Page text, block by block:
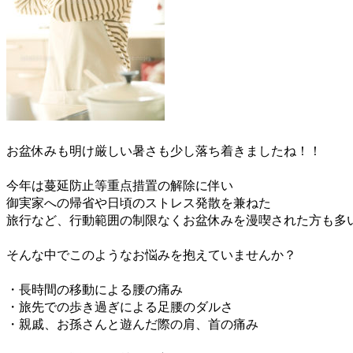
お盆休みも明け厳しい暑さも少し落ち着きましたね！！
今年は蔓延防止等重点措置の解除に伴い
御実家への帰省や日頃のストレス発散を兼ねた
旅行など、行動範囲の制限なくお盆休みを漫喫された方も多
そんな中でこのようなお悩みを抱えていませんか？
・長時間の移動による腰の痛み
・旅先での歩き過ぎによる足腰のダルさ
・親戚、お孫さんと遊んだ際の肩、首の痛み